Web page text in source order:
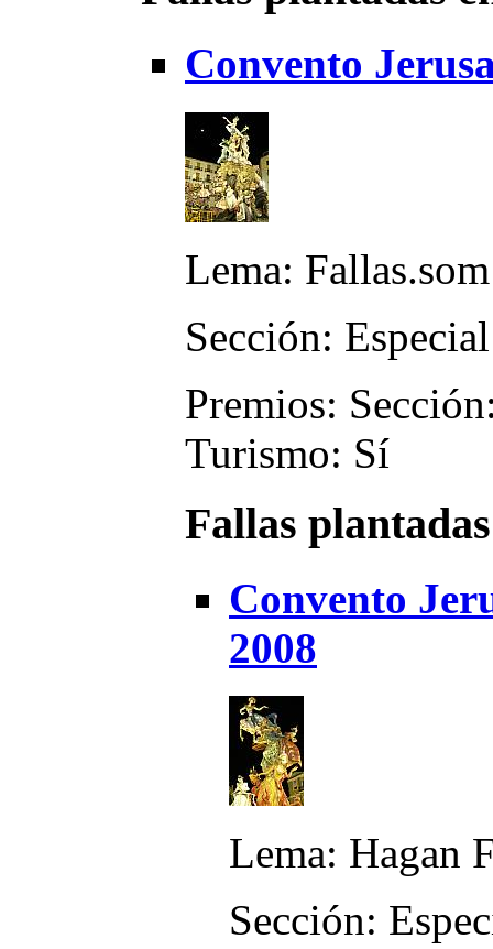
Convento
Lema: Fallas.som
Sección: Especial
Premios:
Turismo: Sí
Fallas
Convento
2008
Lema: Hagan
Sección: